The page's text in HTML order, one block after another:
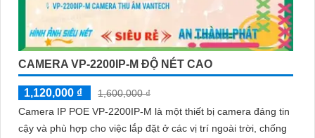
CAMERA VP-2200IP-M ĐỘ NÉT CAO
1,120,000 ₫
1,600,000 ₫
Camera IP POE VP-2200IP-M là một thiết bị camera đáng tin
cậy và phù hợp cho việc lắp đặt ở các vị trí ngoài trời, chống